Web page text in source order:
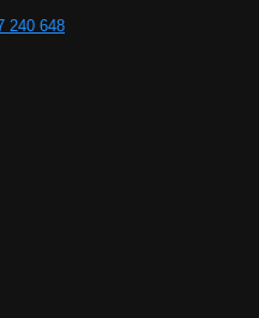
240 648